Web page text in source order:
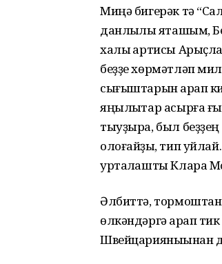
Миңә бигерәк тә
данлыҡлы яҡташым,
халыҡ артисы
беҙҙе хөрмәтләп
сығыштарын ҡарап
яңылыҡтар асырға
тыуҙыра, был беҙҙең
олоғайҙыҡ, тип
уртаҡлашты Клара
Әлбиттә, тормоштан
өлкәндәргә ҡарап
Швейцарияныҡынан